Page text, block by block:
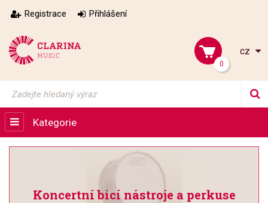
Registrace Přihlášení
0
cz
Kategorie
Koncertní bicí nástroje a perkuse